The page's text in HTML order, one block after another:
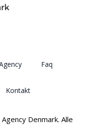
Faq
Kontakt
Denmark. Alle